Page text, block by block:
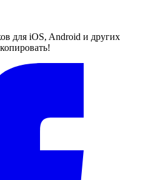
для iOS, Android и других